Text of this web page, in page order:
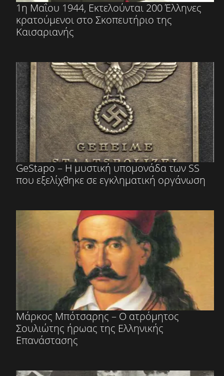
1η Μαΐου 1944, Εκτελούνται 200 Έλληνες
κρατούμενοι στο Σκοπευτήριο της
Καισαριανής
GeStapo – Η μυστική υπομονάδα των SS
που εξελίχθηκε σε εγκληματική οργάνωση
Μάρκος Μπότσαρης – Ο ατρόμητος
Σουλιώτης ήρωας της Ελληνικής
Επανάστασης